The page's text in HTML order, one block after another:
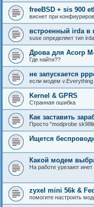
freeBSD + sis 900
виснет при
встроенный irda в
suse определяет тип
Дрова для Acorp
Где найти??
не запускается
если модем v.Everything
Kernel & GPRS
Странная ошибка
Как заставить
Просто "modprobe
Ищется
Какой модем
На работе урезают инет
zyxel mini 56k &
помогите настроить